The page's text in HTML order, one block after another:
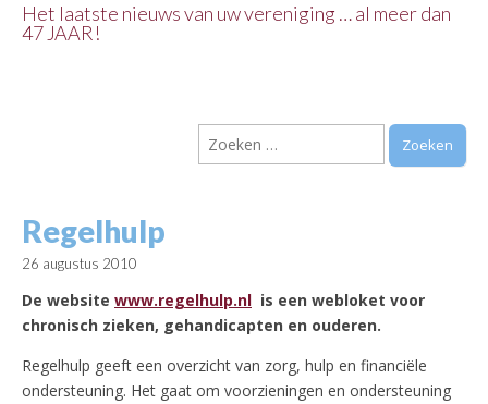
Vereniging
Arnhem e.o.
Het laatste nieuws van uw vereniging … al meer dan
47 JAAR!
Zoeken
naar:
Regelhulp
26 augustus 2010
De website www.regelhulp.nl is een webloket voor
chronisch zieken, gehandicapten en ouderen.
Regelhulp geeft een overzicht van zorg, hulp en financiële
ondersteuning. Het gaat om voorzieningen en ondersteuning